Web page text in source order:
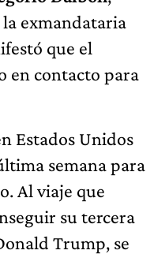
exmandataria
que el
en contacto para
Estados Unidos
semana para
Al viaje que
su tercera
Trump, se